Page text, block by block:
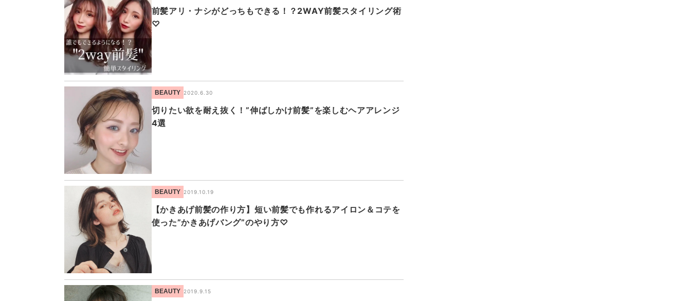
前髪アリ・ナシがどっちもできる！？2WAY前髪スタイリング術
♡
BEAUTY 2020.6.30
切りたい欲を耐え抜く！”伸ばしかけ前髪”を楽しむヘアアレンジ
4選
BEAUTY 2019.10.19
【かきあげ前髪の作り方】短い前髪でも作れるアイロン＆コテを
使った”かきあげバング”のやり方♡
BEAUTY 2019.9.15